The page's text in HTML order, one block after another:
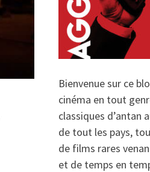
Bienvenue sur ce
cinéma en tout
classiques d’antan
de tout les pays,
de films rares
et de temps en